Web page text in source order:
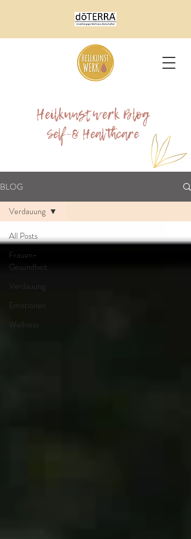
Heilkunstwerk Blog
Self-& Healthcare
BLOG
All Posts
Frauen-
Gesundheit
Verdauung
Emotionen
Wellness
Verdauung